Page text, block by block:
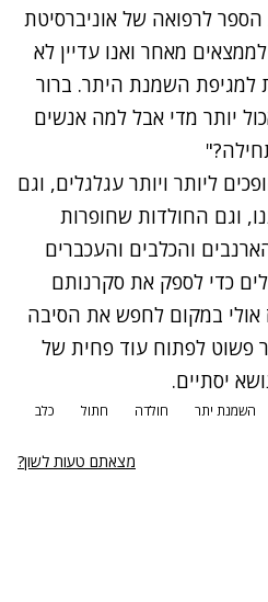
לרפואה של אוניברסיטת
מאחר ואנו עדיין לא
למגיפת השמנת היתר. ברור
יותר מדי אבל למה אנשים
ליותר ויותר עגלגלים, וגם
וגם החולדות שחופרות
והכלבים והעכברים
כדי לספק את סקרנותם
אולי במקום לחפש את הסיבה
פשוט לפתוח עוד פחית של
יסתיים.
השמנת יתר חולדה חתול
כלב
מצאתם טעות לשון?